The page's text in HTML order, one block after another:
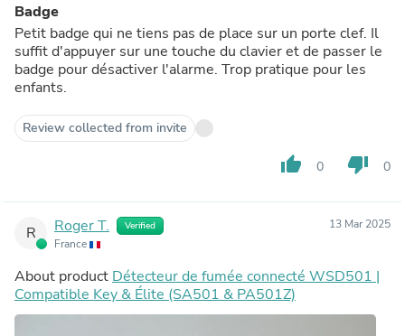
Badge
Petit badge qui ne tiens pas de place sur un porte clef. Il
suffit d'appuyer sur une touche du clavier et de passer le
badge pour désactiver l'alarme. Trop pratique pour les
enfants.
Review collected from invite
thumb_up 0 thumb_down 0
R Roger T. Verified
France
13 Mar 2025
About product Détecteur de fumée connecté WSD501 |
Compatible Key & Élite (SA501 & PA501Z)